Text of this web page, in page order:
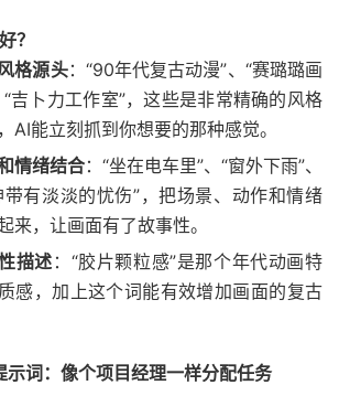
？
格源头：“90年代复古动漫”、“赛璐璐画
“吉卜力工作室”，这些是非常精确的风格
AI能立刻抓到你想要的那种感觉。
情绪结合：“坐在电车里”、“窗外下雨”、
带有淡淡的忧伤”，把场景、动作和情绪
来，让画面有了故事性。
描述 ：“胶片颗粒感”是那个年代动画特
感，加上这个词能有效增加画面的复古
示词：像个项目经理一样分配任务